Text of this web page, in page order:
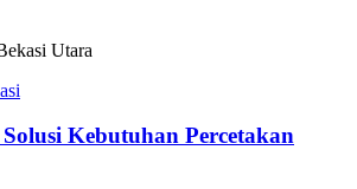
Kebutuhan Percetakan